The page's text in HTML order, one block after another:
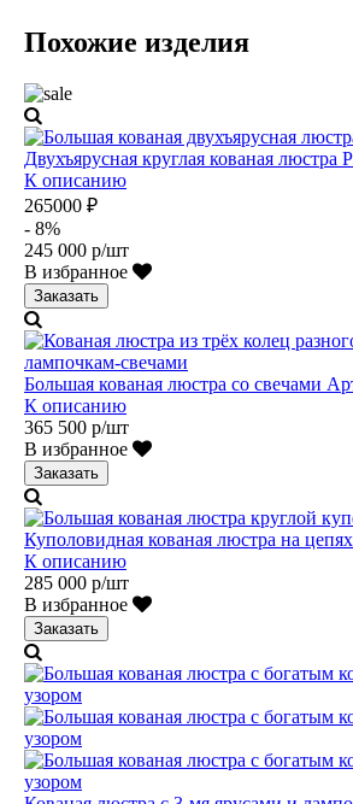
Похожие изделия
Двухъярусная круглая кованая люстра
К описанию
265000 ₽
- 8%
245 000 р/шт
В избранное
Заказать
Большая кованая люстра со свечами
К описанию
365 500 р/шт
В избранное
Заказать
Куполовидная кованая люстра на
К описанию
285 000 р/шт
В избранное
Заказать